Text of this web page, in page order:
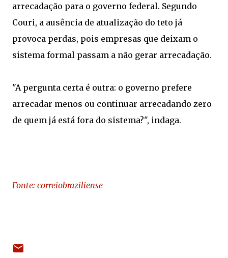
arrecadação para o governo federal. Segundo
Couri, a ausência de atualização do teto já
provoca perdas, pois empresas que deixam o
sistema formal passam a não gerar arrecadação.
"A pergunta certa é outra: o governo prefere
arrecadar menos ou continuar arrecadando zero
de quem já está fora do sistema?", indaga.
Fonte: correiobraziliense